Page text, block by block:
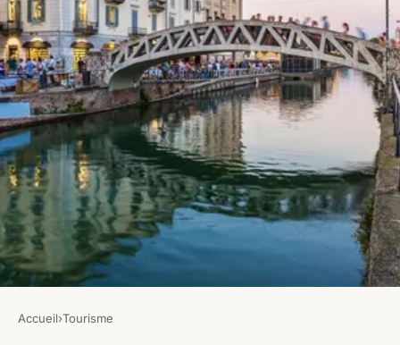
Accueil›Tourisme